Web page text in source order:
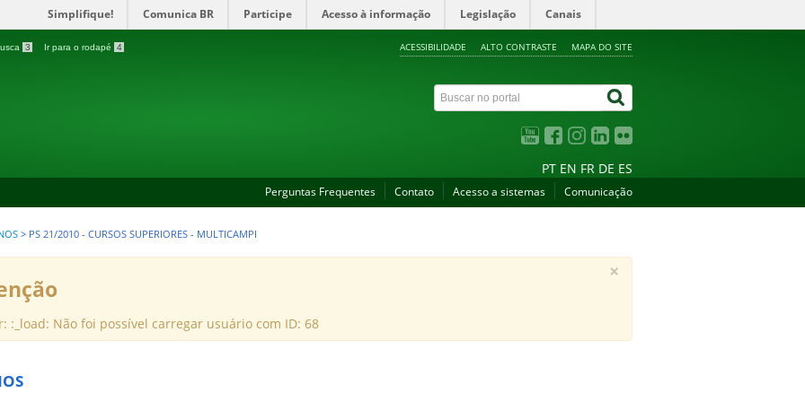
Simplifique! Comunica BR Participe Acesso à informação Legislação Canais
3 Ir para o rodapé 4 ACESSIBILIDADE ALTO CONTRASTE MAPA DO SITE
PT EN FR DE ES
Perguntas Frequentes Contato Acesso a sistemas Comunicação
> PS 21/2010 - CURSOS SUPERIORES - MULTICAMPI
×
:_load: Não foi possível carregar usuário com ID: 68